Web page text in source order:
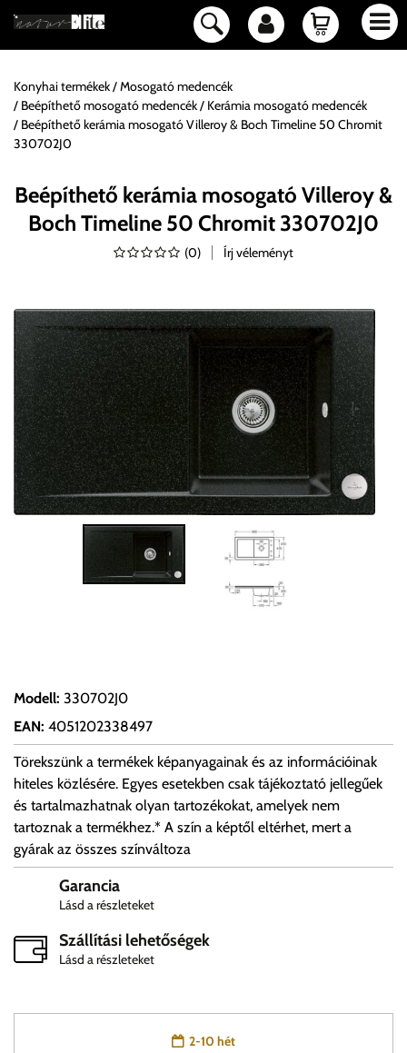
Konyhai termékek
Mosogató medencék
Beépíthető mosogató medencék
Kerámia mosogató medencék
Beépíthető kerámia mosogató Villeroy & Boch Timeline 50 Chromit
330702J0
Beépíthető kerámia mosogató Villeroy &
Boch Timeline 50 Chromit 330702J0
(0) Írj véleményt
Modell: 330702J0
EAN: 4051202338497
Törekszünk a termékek képanyagainak és az információinak
hiteles közlésére. Egyes esetekben csak tájékoztató jellegűek
és tartalmazhatnak olyan tartozékokat, amelyek nem
tartoznak a termékhez.* A szín a képtől eltérhet, mert a
gyárak az összes színváltoza
Garancia
Lásd a részleteket
Szállítási lehetőségek
Lásd a részleteket
2-10 hét